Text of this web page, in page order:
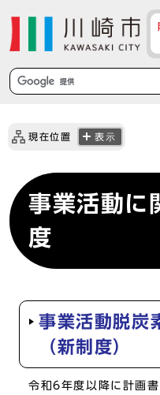
現在位置 表示
事業活動に
度
事業活動脱炭
（新制度）
令和6年度以降に計画